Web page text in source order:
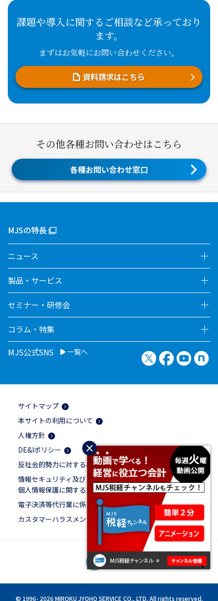
×
課題や導入に関するご相談など承っており
ます。
まずはお気軽にお問い合わせください。
資料請求はこちら
その他各種お問い合わせはこちら
各種お問い合わせ窓口
MJSの特長
ニュース
製品・サービス
セミナー・研修会
コラム・特集
MJS公式SNS
一覧へ X（旧Twitter）
Facebook
サイトマップ
本サイトの利用について
人権方針
DE&Iポリシー
反社会的勢力に対する基本方針
情報セキュリティ及び
個人情報保護に関する方針
電子決済等代行業に係る表示
カスタマーハラスメントに対する基本方針
© 1996- 2026 MIROKU JYOHO SERVICE CO., LTD. All rights reserved.